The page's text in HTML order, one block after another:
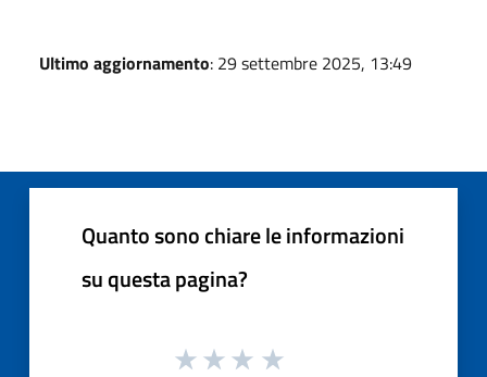
Ultimo aggiornamento: 29 settembre 2025, 13:49
Quanto sono chiare le informazioni
su questa pagina?